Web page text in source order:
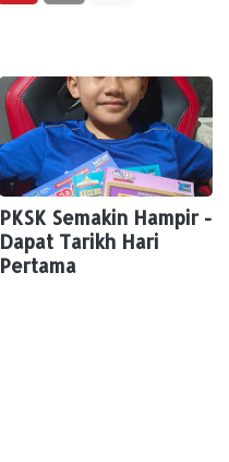
PKSK Semakin Hampir -
Dapat Tarikh Hari
Pertama